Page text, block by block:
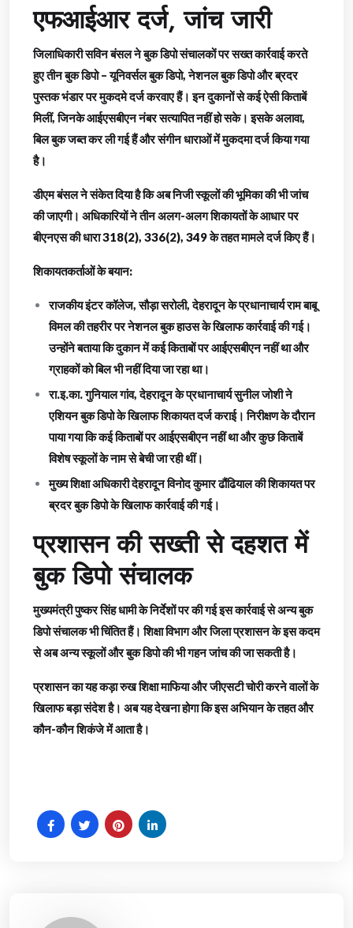
एफआईआर दर्ज, जांच जारी
जिलाधिकारी सविन बंसल ने बुक डिपो संचालकों पर सख्त कार्रवाई करते
हुए तीन बुक डिपो – यूनिवर्सल बुक डिपो, नेशनल बुक डिपो और ब्रदर
पुस्तक भंडार पर मुकदमे दर्ज करवाए हैं। इन दुकानों से कई ऐसी किताबें
मिलीं, जिनके आईएसबीएन नंबर सत्यापित नहीं हो सके। इसके अलावा,
बिल बुक जब्त कर ली गई हैं और संगीन धाराओं में मुकदमा दर्ज किया गया
है।
डीएम बंसल ने संकेत दिया है कि अब निजी स्कूलों की भूमिका की भी जांच
की जाएगी। अधिकारियों ने तीन अलग-अलग शिकायतों के आधार पर
बीएनएस की धारा 318(2), 336(2), 349 के तहत मामले दर्ज किए हैं।
शिकायतकर्ताओं के बयान:
राजकीय इंटर कॉलेज, सौड़ा सरोली, देहरादून के प्रधानाचार्य राम बाबू
विमल की तहरीर पर नेशनल बुक हाउस के खिलाफ कार्रवाई की गई।
उन्होंने बताया कि दुकान में कई किताबों पर आईएसबीएन नहीं था और
ग्राहकों को बिल भी नहीं दिया जा रहा था।
रा.इ.का. गुनियाल गांव, देहरादून के प्रधानाचार्य सुनील जोशी ने
एशियन बुक डिपो के खिलाफ शिकायत दर्ज कराई। निरीक्षण के दौरान
पाया गया कि कई किताबों पर आईएसबीएन नहीं था और कुछ किताबें
विशेष स्कूलों के नाम से बेची जा रही थीं।
मुख्य शिक्षा अधिकारी देहरादून विनोद कुमार ढौंढियाल की शिकायत पर
ब्रदर बुक डिपो के खिलाफ कार्रवाई की गई।
प्रशासन की सख्ती से दहशत में
बुक डिपो संचालक
मुख्यमंत्री पुष्कर सिंह धामी के निर्देशों पर की गई इस कार्रवाई से अन्य बुक
डिपो संचालक भी चिंतित हैं। शिक्षा विभाग और जिला प्रशासन के इस कदम
से अब अन्य स्कूलों और बुक डिपो की भी गहन जांच की जा सकती है।
प्रशासन का यह कड़ा रुख शिक्षा माफिया और जीएसटी चोरी करने वालों के
खिलाफ बड़ा संदेश है। अब यह देखना होगा कि इस अभियान के तहत और
कौन-कौन शिकंजे में आता है।